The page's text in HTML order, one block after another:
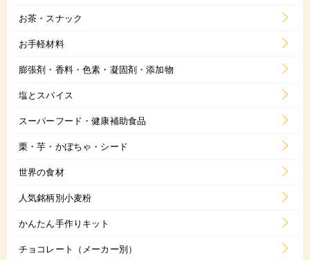
お茶・スナック
お手軽材料
膨張剤・香料・色素・凝固剤・添加物
塩とスパイス
スーパーフード・健康補助食品
栗・芋・かぼちゃ・シード
世界の食材
人気銘柄別小麦粉
かんたん手作りキット
チョコレート（メーカー別）